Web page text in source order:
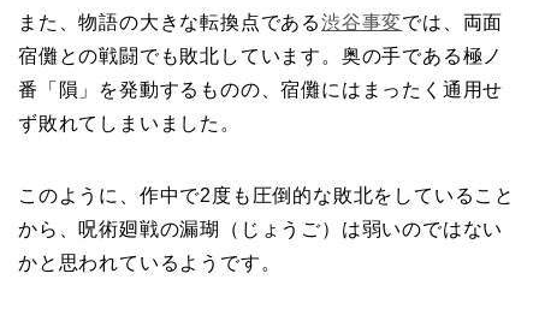
また、物語の大きな転換点である渋谷事変では、両面
宿儺との戦闘でも敗北しています。奥の手である極ノ
番「隕」を発動するものの、宿儺にはまったく通用せ
ず敗れてしまいました。
このように、作中で2度も圧倒的な敗北をしていること
から、呪術廻戦の漏瑚（じょうご）は弱いのではない
かと思われているようです。